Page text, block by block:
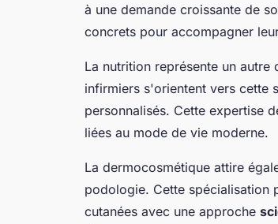
à une demande croissante de
concrets pour accompagner
La nutrition représente un
infirmiers s'orientent vers cette
personnalisés. Cette expertise
liées au mode de vie moderne.
La dermocosmétique attire
podologie. Cette spécialisation
cutanées avec une approche